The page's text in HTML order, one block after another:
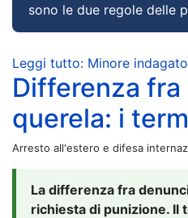
sono le due regole delle
Leggi tutto: Minore
Differenza
querela: i
Arresto all'estero e difesa
La differenza fra
richiesta di punizione. Il